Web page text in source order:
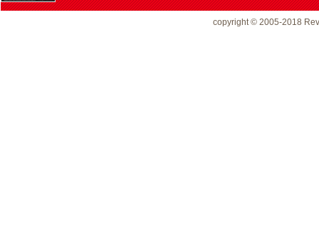
copyright © 2005-2018